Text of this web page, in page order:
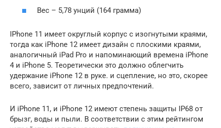
Вес – 5,78 унций (164 грамма)
IPhone 11 имеет округлый корпус с изогнутыми краями,
тогда как iPhone 12 имеет дизайн с плоскими краями,
аналогичный iPad Pro и напоминающий времена iPhone
4 и iPhone 5. Теоретически это должно облегчить
удержание iPhone 12 в руке. и сцепление, но это, скорее
всего, зависит от личных предпочтений.
И iPhone 11, и iPhone 12 имеют степень защиты IP68 от
брызг, воды и пыли. В соответствии с этим рейтингом